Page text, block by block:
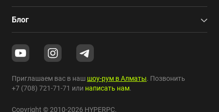
Блог
Приглашаем вас в наш шоу-рум в Алматы. Позвонить
+7 (708) 721-71-71 или написать нам.
Copyright © 2010-2026 HYPERPC.